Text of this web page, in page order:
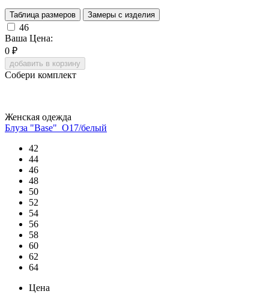
Таблица размеров Замеры с изделия
46
Ваша Цена:
0 ₽
добавить в корзину
Собери комплект
Женская одежда
Блуза "Base"_О17/белый
42
44
46
48
50
52
54
56
58
60
62
64
Цена